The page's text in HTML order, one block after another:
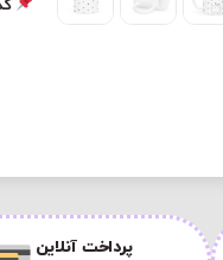
پرداخت آنلاین